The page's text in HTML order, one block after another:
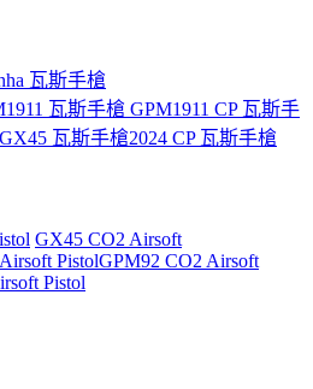
瓦斯手槍
瓦斯手槍 GPM1911 CP 瓦斯手
GX45 瓦斯手槍2024 CP 瓦斯手槍
GX45 CO2 Airsoft
PistolGPM92 CO2 Airsoft
Pistol